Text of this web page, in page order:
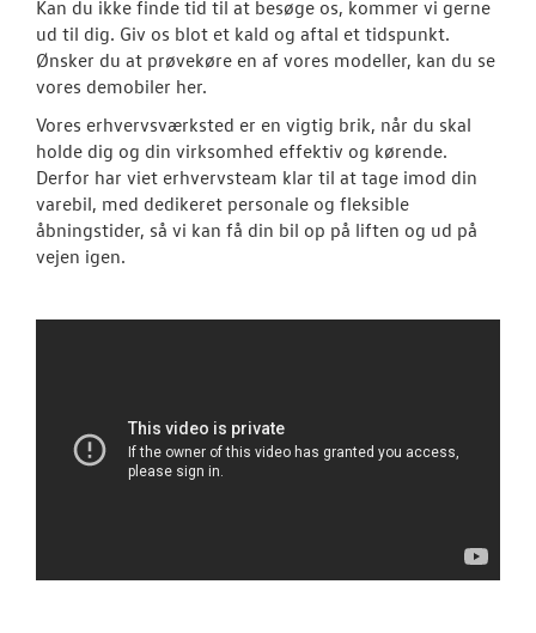
RESERVEDELE
Kan du ikke finde tid til at besøge os, kommer vi gerne
ud til dig. Giv os blot et kald og aftal et tidspunkt.
Ønsker du at prøvekøre en af vores modeller, kan du se
vores demobiler her.
Vores erhvervsværksted er en vigtig brik, når du skal
holde dig og din virksomhed effektiv og kørende.
Derfor har viet erhvervsteam klar til at tage imod din
varebil, med dedikeret personale og fleksible
åbningstider, så vi kan få din bil op på liften og ud på
vejen igen.